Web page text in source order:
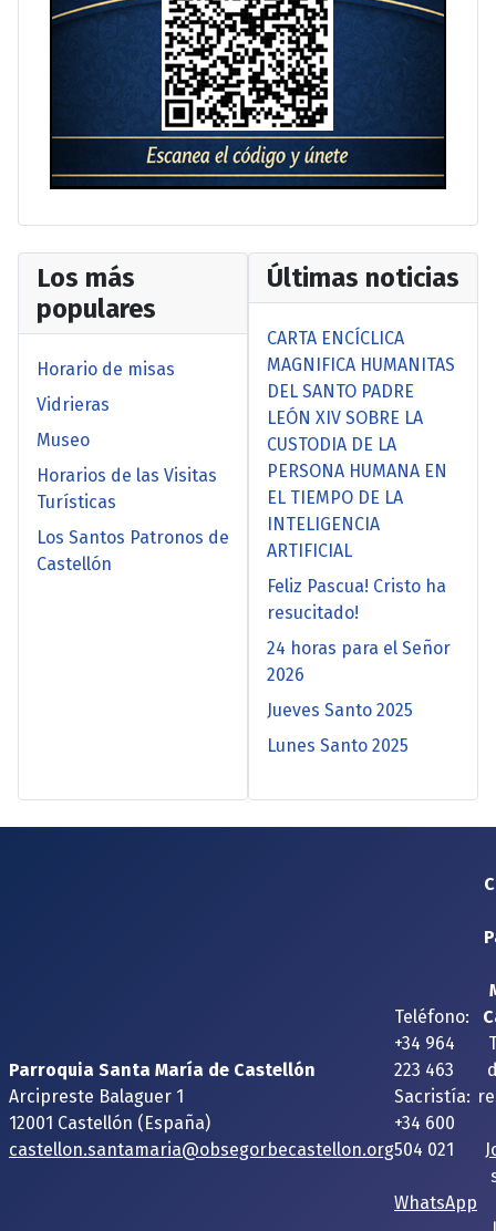
Los más
populares
Horario de misas
Vidrieras
Museo
Horarios de las Visitas
Turísticas
Los Santos Patronos de
Castellón
Últimas noticias
CARTA ENCÍCLICA
MAGNIFICA HUMANITAS
DEL SANTO PADRE
LEÓN XIV SOBRE LA
CUSTODIA DE LA
PERSONA HUMANA EN
EL TIEMPO DE LA
INTELIGENCIA
ARTIFICIAL
Feliz Pascua! Cristo ha
resucitado!
24 horas para el Señor
2026
Jueves Santo 2025
Lunes Santo 2025
Parroquia Santa María de Castellón
Arcipreste Balaguer 1
12001 Castellón (España)
castellon.santamaria@obsegorbecastellon.org
Teléfono:
+34 964
223 463
Sacristía:
+34 600
504 021
WhatsApp